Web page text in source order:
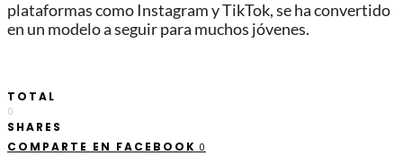
plataformas como Instagram y TikTok, se ha convertido
en un modelo a seguir para muchos jóvenes.
TOTAL
0
SHARES
COMPARTE EN FACEBOOK 0